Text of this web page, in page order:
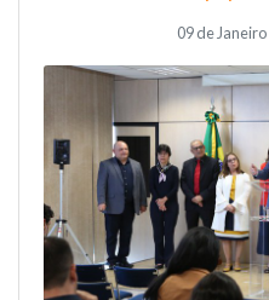
09 de